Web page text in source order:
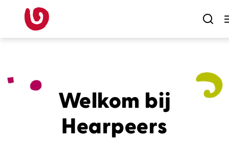
Dutch - Nederlands
Skip to
Footer
hearpeers
Welkom bij
Hearpeers